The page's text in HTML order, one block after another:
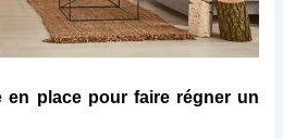
en place pour faire régner un